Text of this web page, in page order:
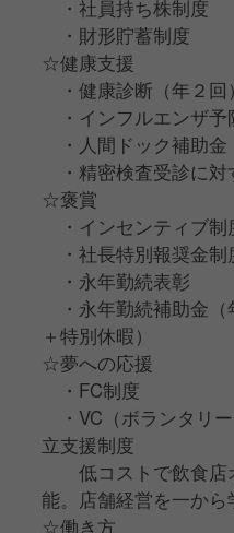
・社員持ち株制度
・財形貯蓄制度
☆健康支援
・健康診断（年２回）
・インフルエンザ予
・人間ドック補助金
・精密検査受診に対
☆褒賞
・インセンティブ制
・社⻑特別報奨金制
・永年勤続表彰
・永年勤続補助金（
＋特別休暇）
☆夢への応援
・FC制度
・VC（ボランタリ
立支援制度
低コストで飲食店
能。店舗経営を一から
☆働き方